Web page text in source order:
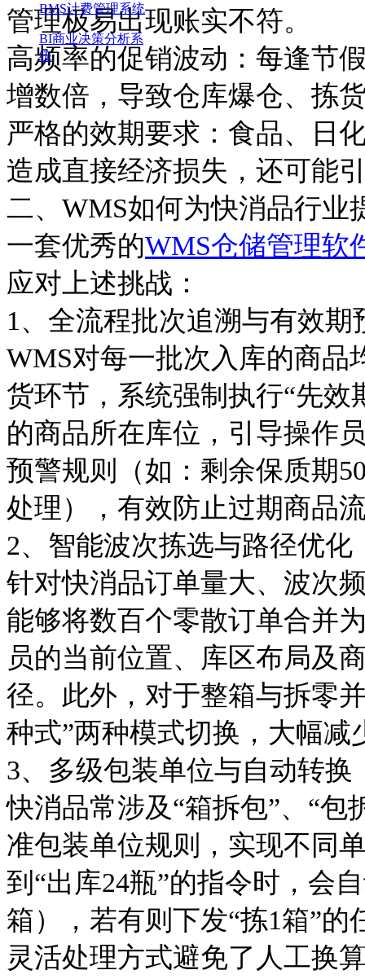
BMS计费管理系统
BI商业决策分析系
统
管理极易出现账实不符。
高频率的促销波动：每逢节
增数倍，导致仓库爆仓、拣
严格的效期要求：食品、日
造成直接经济损失，还可能
二、 WMS如何为快消品行业
一套优秀的WMS仓储管理软
应对上述挑战：
1、 全流程批次追溯与有效期
WMS对每一批次入库的商品
货环节，系统强制执行“先
的商品所在库位，引导操作
预警规则（如：剩余保质期
处理），有效防止过期商品
2、 智能波次拣选与路径优化
针对快消品订单量大、波次
能够将数百个零散订单合并
员的当前位置、库区布局及
径。此外，对于整箱与拆零
种式”两种模式切换，大幅
3、 多级包装单位与自动转换
快消品常涉及“箱拆包”、“包
准包装单位规则
，实现不同
到 “出库24瓶”的指令时，会
箱），若有则下发“拣1箱”
灵活处理方式避免了人工换